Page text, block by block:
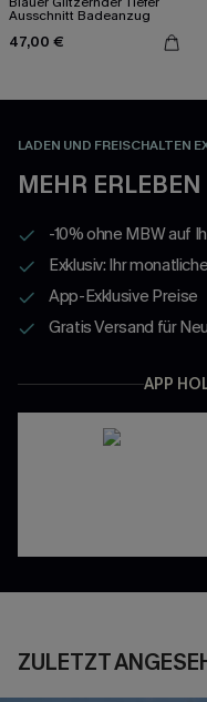
Ausschnitt Badeanzug
47,00 €
LADEN UND FREISCHALTEN
MEHR
-10% ohne MBW auf
Exklusiv: Ihr
App-Exklusive Preise
Gratis Versand für
APP
ZULETZT